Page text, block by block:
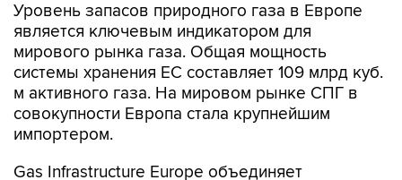
Уровень запасов природного газа в Европе
является ключевым индикатором для
мирового рынка газа. Общая мощность
системы хранения ЕС составляет 109 млрд куб.
м активного газа. На мировом рынке СПГ в
совокупности Европа стала крупнейшим
импортером.
Gas Infrastructure Europe объединяет